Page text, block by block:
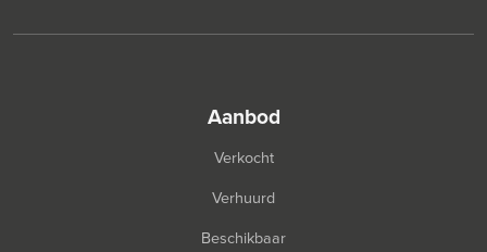
aanbod
Verkocht
Verhuurd
Beschikbaar